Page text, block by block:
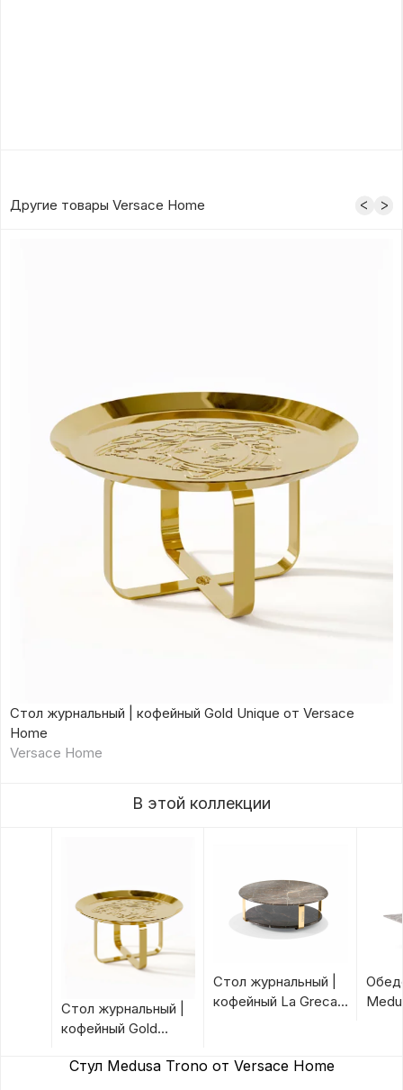
Другие товары Versace Home
Стол журнальный | кофейный Gold Unique от Versace
Home
Versace Home
В этой коллекции
Стол журнальный |
кофейный Gold
Home
Стол журнальный |
кофейный La Greca
Стул Medusa Trono от Versace Home